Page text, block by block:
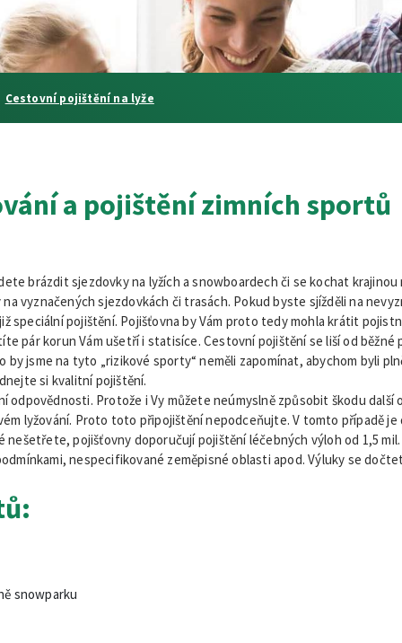
Cestovní pojištění na lyže
a pojištění zimních sportů
brázdit sjezdovky na lyžích a snowboardech či se kochat
vyznačených sjezdovkách či trasách. Pokud byste sjížděli na
speciální pojištění. Pojišťovna by Vám proto tedy mohla krátit
pár korun Vám ušetří i statisíce. Cestovní pojištění se liší od
by jsme na tyto „rizikové sporty“ neměli zapomínat, abychom byli
si kvalitní pojištění.
Protože i Vy můžete neúmyslně způsobit škodu další
lyžování. Proto toto připojištění nepodceňujte. V tomto případě
nešetřete, pojišťovny doporučují pojištění léčebných výloh od 1,5
nespecifikované zeměpisné oblasti apod. Výluky se
snowparku